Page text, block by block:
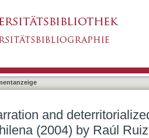
nationscape in
and
(2004) by Raúl Ruiz